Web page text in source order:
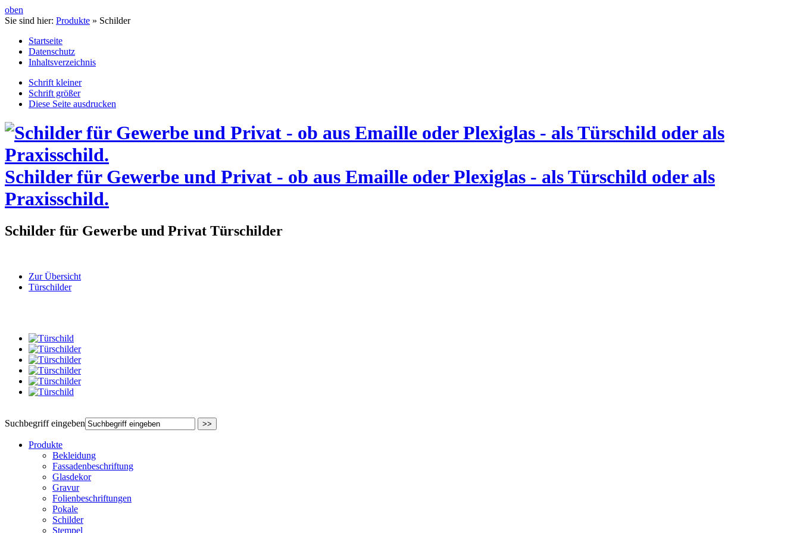
oben
Sie sind hier: Produkte » Schilder
Startseite
Datenschutz
Inhaltsverzeichnis
Schrift kleiner
Schrift größer
Diese Seite ausdrucken
Schilder für Gewerbe und Privat - ob aus Emaille oder Plexiglas - als Türschild oder als
Praxisschild.
Schilder für Gewerbe und Privat Türschilder
Zur Übersicht
Türschilder
Suchbegriff eingeben
Produkte
Bekleidung
Fassadenbeschriftung
Glasdekor
Gravur
Folienbeschriftungen
Pokale
Schilder
Stempel